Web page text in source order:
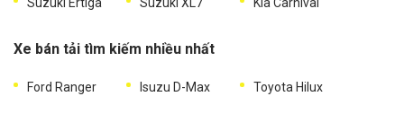
Xe bán tải tìm kiếm nhiều nhất
Ford Ranger Isuzu D-Max Toyota Hilux